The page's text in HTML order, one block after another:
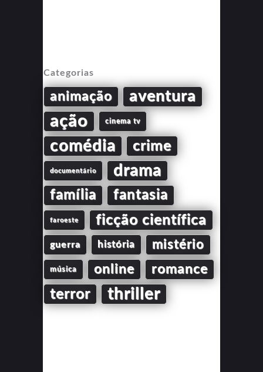
Categorias
animação aventura
ação cinema tv
comédia crime
documentário drama
família fantasia
faroeste ficção científica
guerra história mistério
música online romance
terror thriller